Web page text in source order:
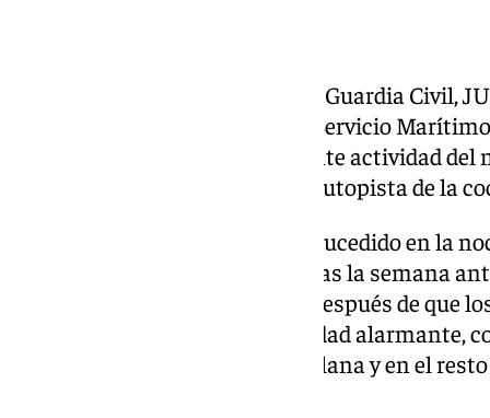
La asociación mayoritaria de la Guardia Civil,
Interior la creación del primer Servicio
en Sevilla, para frenar la creciente actividad
Guadalquivir, convertido en la autopista de la
El choque entre narcolanchas sucedido en la
y otras persecuciones registradas la semana
Río «reafirman este problema, después de que
dejado al descubierto esta realidad alarmante,
avistadas en plena capital sevillana y en el